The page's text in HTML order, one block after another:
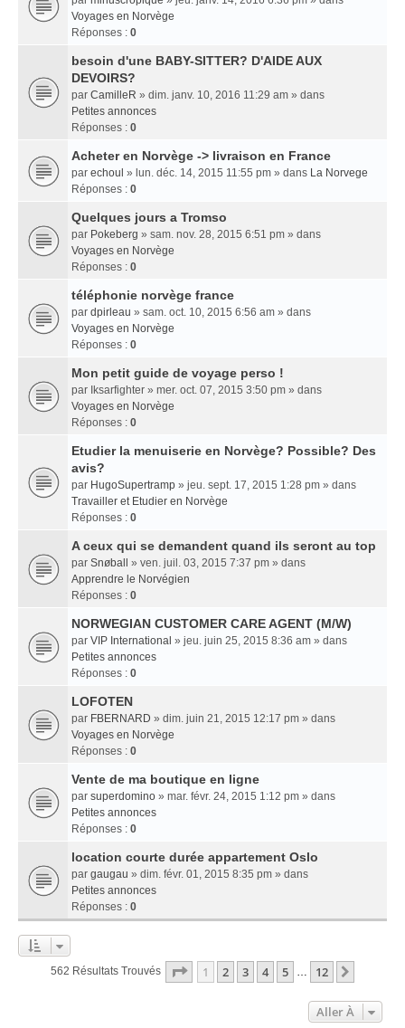
Voyages en Norvège
Réponses : 0
besoin d'une BABY-SITTER? D'AIDE AUX
DEVOIRS?
par CamilleR » dim. janv. 10, 2016 11:29 am » dans
Petites annonces
Réponses : 0
Acheter en Norvège -> livraison en France
par echoul » lun. déc. 14, 2015 11:55 pm » dans La Norvege
Réponses : 0
Quelques jours a Tromso
par Pokeberg » sam. nov. 28, 2015 6:51 pm » dans
Voyages en Norvège
Réponses : 0
téléphonie norvège france
par dpirleau » sam. oct. 10, 2015 6:56 am » dans
Voyages en Norvège
Réponses : 0
Mon petit guide de voyage perso !
par Iksarfighter » mer. oct. 07, 2015 3:50 pm » dans
Voyages en Norvège
Réponses : 0
Etudier la menuiserie en Norvège? Possible? Des
avis?
par HugoSupertramp » jeu. sept. 17, 2015 1:28 pm » dans
Travailler et Etudier en Norvège
Réponses : 0
A ceux qui se demandent quand ils seront au top
par Snøball
» ven. juil. 03, 2015 7:37 pm » dans
Apprendre le Norvégien
Réponses : 0
NORWEGIAN CUSTOMER CARE AGENT (M/W)
par VIP International » jeu. juin 25, 2015 8:36 am » dans
Petites annonces
Réponses : 0
LOFOTEN
par FBERNARD » dim. juin 21, 2015 12:17 pm » dans
Voyages en Norvège
Réponses : 0
Vente de ma boutique en ligne
par superdomino » mar. févr. 24, 2015 1:12 pm » dans
Petites annonces
Réponses : 0
location courte durée appartement Oslo
par gaugau » dim. févr. 01, 2015 8:35 pm » dans
Petites annonces
Réponses : 0
562 Résultats Trouvés Page 1Sur
1 2 3 4 5 … 12
Aller À